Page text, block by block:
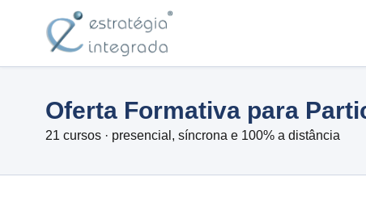
Oferta Formativa para
21 cursos · presencial, síncrona e 100% a distância